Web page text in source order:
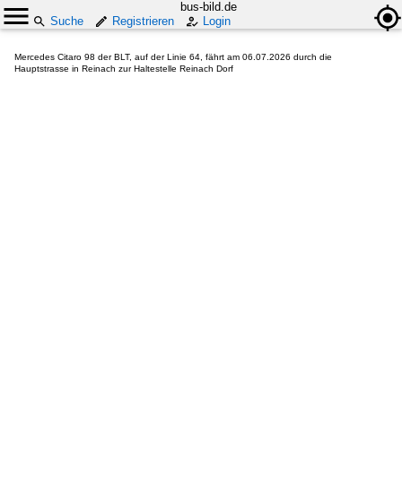
bus-bild.de
Suche
Registrieren Login
Mercedes Citaro 98 der BLT, auf der Linie 64, fährt am 06.07.2026 durch die
Hauptstrasse in Reinach zur Haltestelle Reinach Dorf